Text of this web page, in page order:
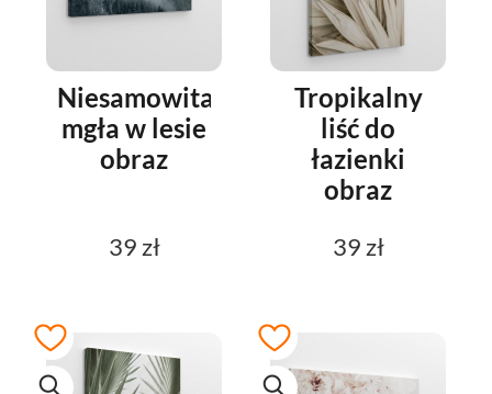
Niesamowita
mgła w lesie
obraz
39 zł
Tropikalny
liść do
łazienki
obraz
39 zł